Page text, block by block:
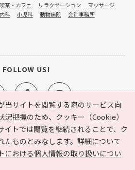
当サイトを閲覧する際のサービス向
況把握のため、クッキー（Cookie）
イトでは閲覧を継続されることで、ク
たものとみなします。詳細について
における個人情報の取り扱いについ
とは？ お気に入り
ヘルプ
の取り扱いについて
運営会社
広告掲載に関するお問い合わせ
喫茶・カフェ リラクゼーション
マッサージ
内科 小児科 動物病院
会計事務所
FOLLOW US!